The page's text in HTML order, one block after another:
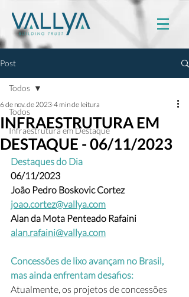
Post
Todos
Infraestrutura em Destaque
Todos
INFRAESTRUTURA EM
DESTAQUE - 06/11/2023
6 de nov. de 2023 4 min de leitura
Destaques do Dia
06/11/2023
João Pedro Boskovic Cortez
joao.cortez@vallya.com
Alan da Mota Penteado Rafaini
alan.rafaini@vallya.com
Concessões de lixo avançam no Brasil,
mas ainda enfrentam desafios:
Atualmente, os projetos de concessões